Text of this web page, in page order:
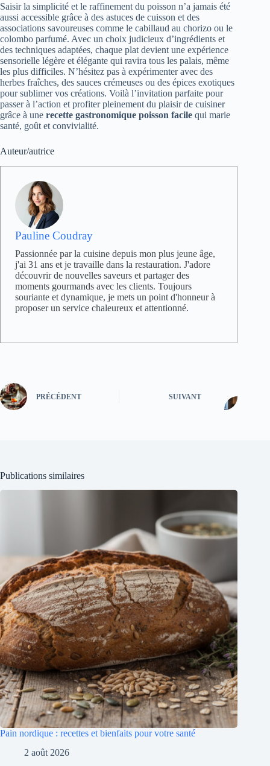
Saisir la simplicité et le raffinement du poisson n’a jamais été
aussi accessible grâce à des astuces de cuisson et des
associations savoureuses comme le cabillaud au chorizo ou le
colombo parfumé. Avec un choix judicieux d’ingrédients et
des techniques adaptées, chaque plat devient une expérience
sensorielle légère et élégante qui ravira tous les palais, même
les plus difficiles. N’hésitez pas à expérimenter avec des
herbes fraîches, des sauces crémeuses ou des épices exotiques
pour sublimer vos créations. Voilà l’invitation parfaite pour
passer à l’action et profiter pleinement du plaisir de cuisiner
grâce à une recette gastronomique poisson facile qui marie
santé, goût et convivialité.
Auteur/autrice
Pauline Coudray
Passionnée par la cuisine depuis mon plus jeune âge,
j'ai 31 ans et je travaille dans la restauration. J'adore
découvrir de nouvelles saveurs et partager des
moments gourmands avec les clients. Toujours
souriante et dynamique, je mets un point d'honneur à
proposer un service chaleureux et attentionné.
PRÉCÉDENT SUIVANT
Publications similaires
Pain nordique : recettes et bienfaits pour votre santé
2 août 2026